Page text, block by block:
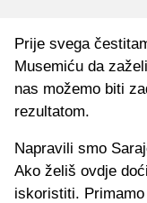
Prije svega
Musemiću da
nas možemo biti
rezultatom.
Napravili smo
Ako želiš ovdje
iskoristiti.